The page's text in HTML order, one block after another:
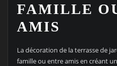
FAMILLE
AMIS
La décoration de la terrasse de
famille ou entre amis en créant